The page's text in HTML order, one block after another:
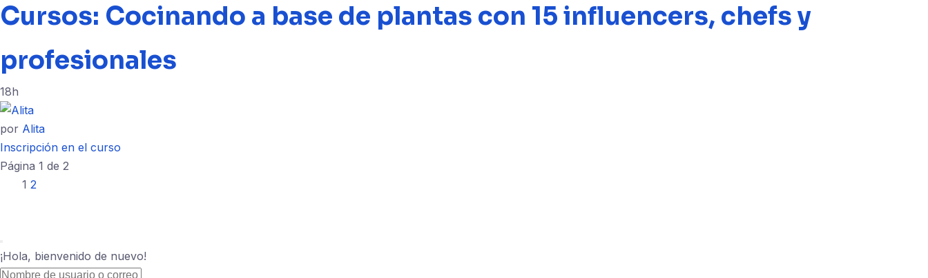
Cursos: Cocinando a base de plantas con 15 influencers, chefs y
profesionales
18h
por Alita
Inscripción en el curso
Página 1 de 2
1 2
¡Hola, bienvenido de nuevo!